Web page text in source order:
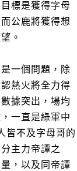
標是獲得字母
公鹿將獲得想
。
一個問題，除
熱火將全力得
據突出，場均
一直是綠軍中
皆不及字母哥的
主力帝譚之
，以及同帝譚